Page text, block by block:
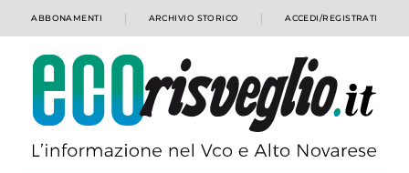
ABBONAMENTI ARCHIVIO STORICO ACCEDI/REGISTRATI